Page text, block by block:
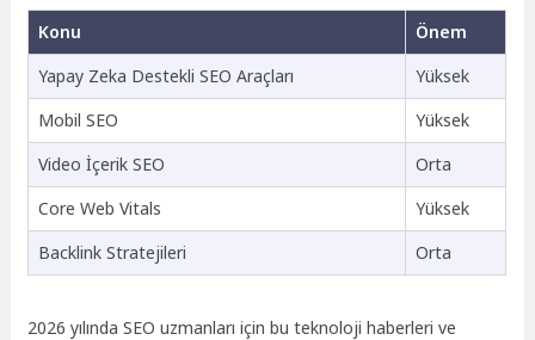
Konu
Önem
Yapay Zeka Destekli SEO Araçları
Yüksek
Mobil SEO
Yüksek
Video İçerik SEO
Orta
Core Web Vitals
Yüksek
Backlink Stratejileri
Orta
2026 yılında SEO uzmanları için bu teknoloji haberleri ve